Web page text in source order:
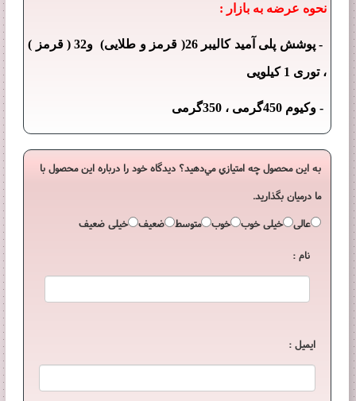
نحوه عرضه به بازار :
- پوشش پلی آمید کالیبر 26( قرمز و طلایی) و32 ( قرمز )
، توری 1 کیلویی
- وکیوم 450گرمی ، 350گرمی
به اين محصول چه امتيازي مي‌دهيد؟ ديدگاه خود را درباره اين محصول با
ما درميان بگذاريد.
عالی
خیلی خوب خوب متوسط ضعیف
خیلی ضعیف
نام :
ایمیل :